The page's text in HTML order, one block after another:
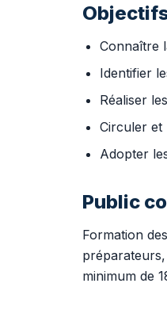
Connaître
Identifier
Réaliser
Circuler et
Adopter
Public
Formation
minimum de